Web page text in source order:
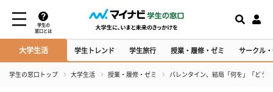
学生の
窓口とは
大学生活 学生トレンド 学生旅行 授業・履修・ゼミ サークル
学生の窓口トップ 大学生活 授業・履修・ゼミ バレンタイン、結局「何を」「どう